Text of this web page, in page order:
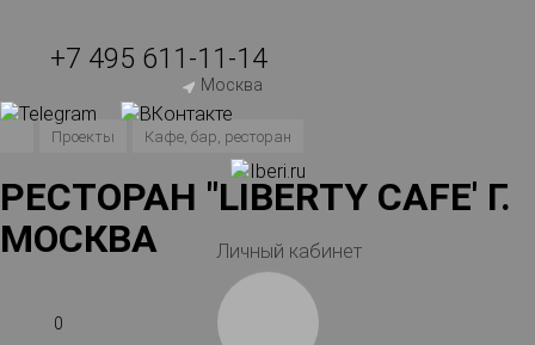
+7 495 611-11-14
Москва
Личный кабинет
0
Проекты Кафе, бар, ресторан
РЕСТОРАН "LIBERTY CAFE' Г.
МОСКВА